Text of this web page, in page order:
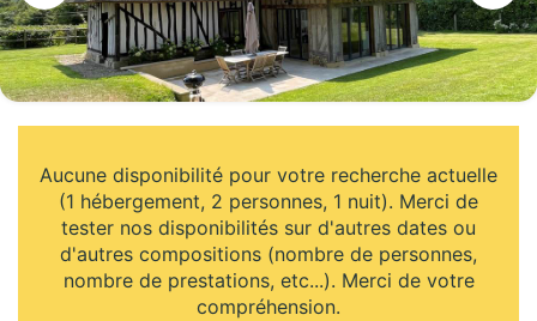
Aucune disponibilité pour votre recherche actuelle
(1 hébergement, 2 personnes, 1 nuit). Merci de
tester nos disponibilités sur d'autres dates ou
d'autres compositions (nombre de personnes,
nombre de prestations, etc...). Merci de votre
compréhension.